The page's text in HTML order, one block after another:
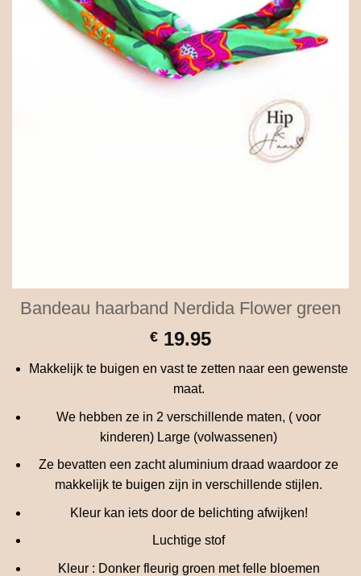
Bandeau haarband Nerdida Flower green
€ 19.95
Makkelijk te buigen en vast te zetten naar een gewenste
maat.
We hebben ze in 2 verschillende maten, ( voor
kinderen) Large (volwassenen)
Ze bevatten een zacht aluminium draad waardoor ze
makkelijk te buigen zijn in verschillende stijlen.
Kleur kan iets door de belichting afwijken!
Luchtige stof
Kleur : Donker fleurig groen met felle bloemen